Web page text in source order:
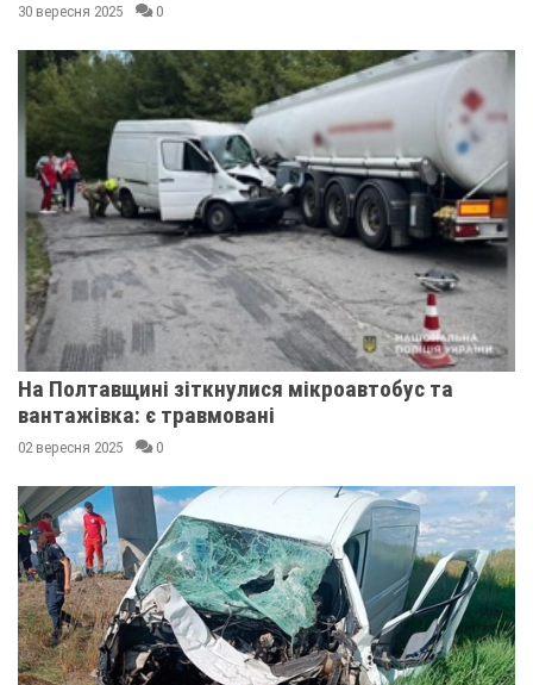
30 вересня 2025 0
На Полтавщині зіткнулися мікроавтобус та
вантажівка: є травмовані
02 вересня 2025 0